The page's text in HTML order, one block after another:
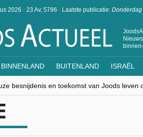
2026 · 23 Av, 5786 · Laatste publicatie:
BINNENLAND BUITENLAND ISRAËL
besnijdenis en toekomst van Joods leven
toont hoe moeilijk seculiere
| ROEMENIË – Boekarest: de verrassing
zit elke Jood in België op de
lanceert nieuwe website en